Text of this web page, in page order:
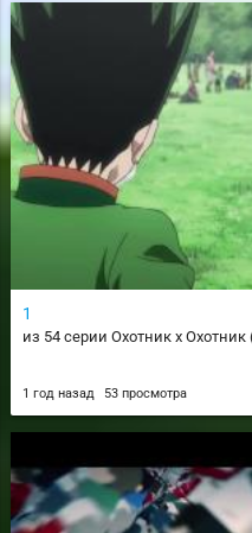
1
из 54 серии Охотник х Охотник
1 год назад 53 просмотра